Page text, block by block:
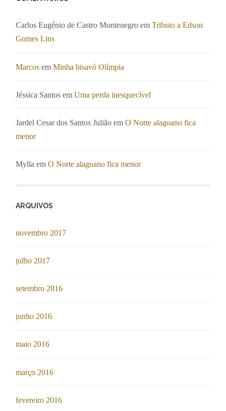
Carlos Eugênio de Castro Montenegro emTributo a Edson
Gomes Lins
Marcos emMinha bisavó Olímpia
Jéssica Santos emUma perda inesquecível
Jardel Cesar dos Santos Julião emO Norte alagoano fica
menor
Mylla emO Norte alagoano fica menor
ARQUIVOS
novembro 2017
julho 2017
setembro 2016
junho 2016
maio 2016
março 2016
fevereiro 2016